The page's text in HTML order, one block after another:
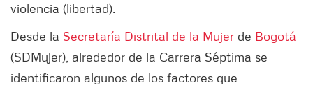
violencia (libertad).
Desde la Secretaría Distrital de la Mujer de Bogotá
(SDMujer), alrededor de la Carrera Séptima se
identificaron algunos de los factores que